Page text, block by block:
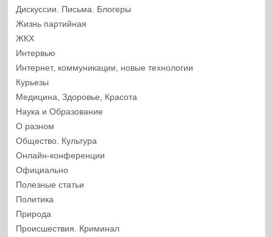
Дискуссии. Письма. Блогеры
Жизнь партийная
ЖКХ
Интервью
Интернет, коммуникации, новые технологии
Курьезы
Медицина, Здоровье, Красота
Наука и Образование
О разном
Общество. Культура
Онлайн-конференции
Официально
Полезные статьи
Политика
Природа
Происшествия. Криминал